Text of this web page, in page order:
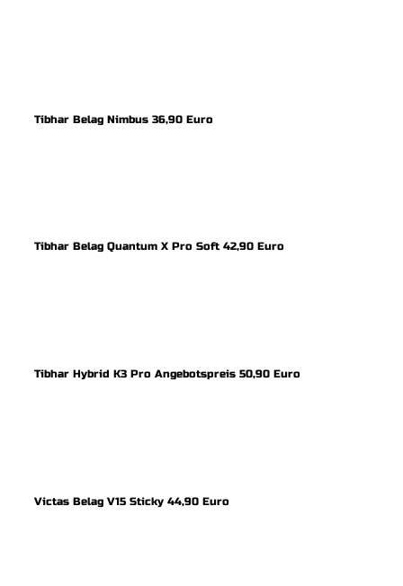
Tibhar Belag Nimbus 36,90 Euro
Tibhar Belag Quantum X Pro Soft 42,90 Euro
Tibhar Hybrid K3 Pro Angebotspreis 50,90 Euro
Victas Belag V15 Sticky 44,90 Euro